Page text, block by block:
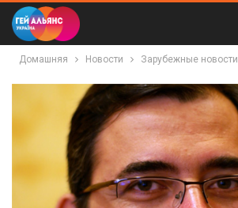
Домашняя Новости Зарубежные новости